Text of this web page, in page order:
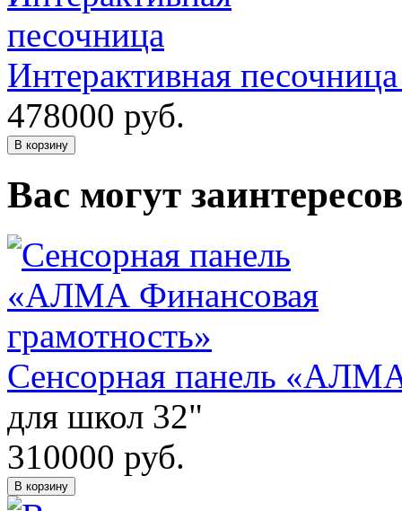
Интерактивная
478000 руб.
В корзину
Вас могут
Сенсорная панель
для школ 32"
310000 руб.
В корзину